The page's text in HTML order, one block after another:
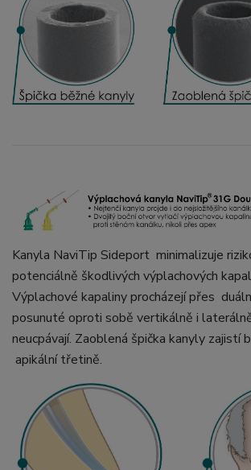
Kanyla NaviTip Sideport minimalizuje
potenciálně škodlivých výplachových
Výplachové kapaliny procházejí přes
posunuté oproti sobě vertikálně i
neucpávají. Zaoblená špička kanyly zajistí
apikální třetině.